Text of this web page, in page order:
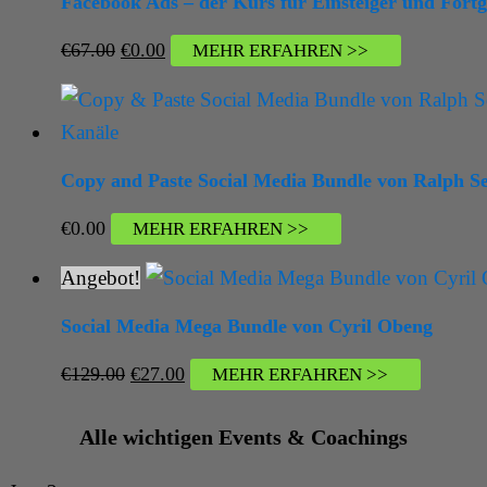
€67.00 Ursprünglicher
war:
€0.00Aktueller
ist:
MEHR ERFAHREN >>
Copy and Paste Social Media Bundle von Ralph
€0.00 MEHR ERFAHREN >>
Angebot!
Social Media Mega Bundle von Cyril Obeng
€129.00 Ursprünglicher
war:
€27.00Aktueller
ist:
MEHR ERFAHREN >>
Alle wichtigen Events & Coachings